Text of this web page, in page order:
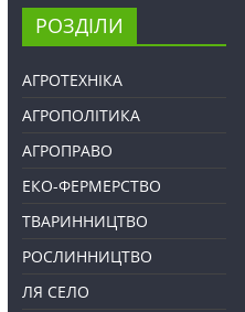
РОЗДІЛИ
АГРОТЕХНІКА
АГРОПОЛІТИКА
АГРОПРАВО
ЕКО-ФЕРМЕРСТВО
ТВАРИННИЦТВО
РОСЛИННИЦТВО
ЛЯ СЕЛО